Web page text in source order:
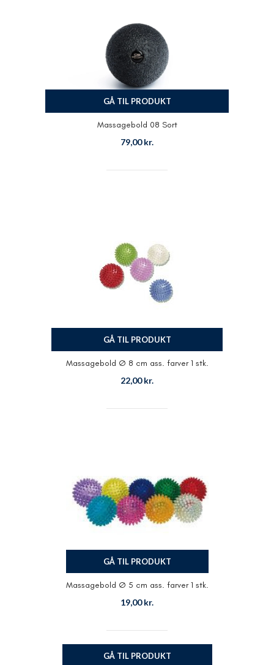
GÅ TIL PRODUKT
Massagebold 08 Sort
79,00kr.
GÅ TIL PRODUKT
Massagebold Ø 8 cm ass. farver 1 stk.
22,00kr.
GÅ TIL PRODUKT
Massagebold Ø 5 cm ass. farver 1 stk.
19,00kr.
GÅ TIL PRODUKT